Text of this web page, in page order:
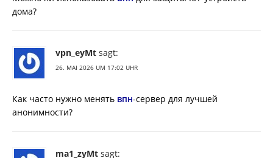
дома?
vpn_eyMt sagt:
26. MAI 2026 UM 17:02 UHR
Как часто нужно менять впн-сервер для лучшей
анонимности?
ma1_zyMt sagt: